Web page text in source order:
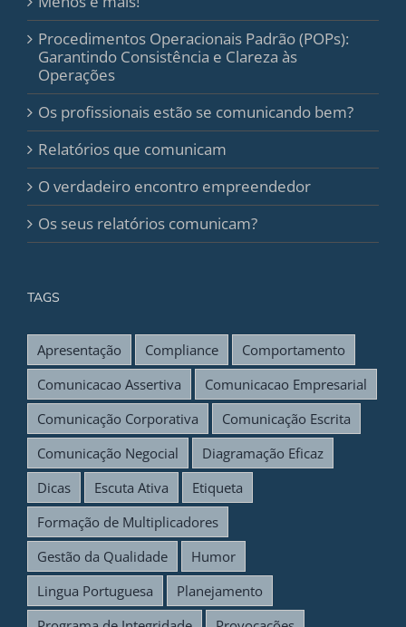
Procedimentos Operacionais Padrão (POPs):
Garantindo Consistência e Clareza às
Operações
Os profissionais estão se comunicando bem?
Relatórios que comunicam
O verdadeiro encontro empreendedor
Os seus relatórios comunicam?
TAGS
Apresentação Compliance
Comportamento
Comunicacao Assertiva
Comunicacao Empresarial
Comunicação Corporativa
Comunicação Escrita
Comunicação Negocial
Diagramação Eficaz
Dicas
Escuta Ativa
Etiqueta
Formação de Multiplicadores
Gestão da Qualidade
Humor
Lingua Portuguesa
Planejamento